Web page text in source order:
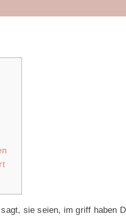
sie seien, im griff haben